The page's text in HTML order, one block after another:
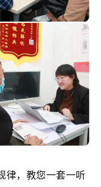
律，教您一套一听